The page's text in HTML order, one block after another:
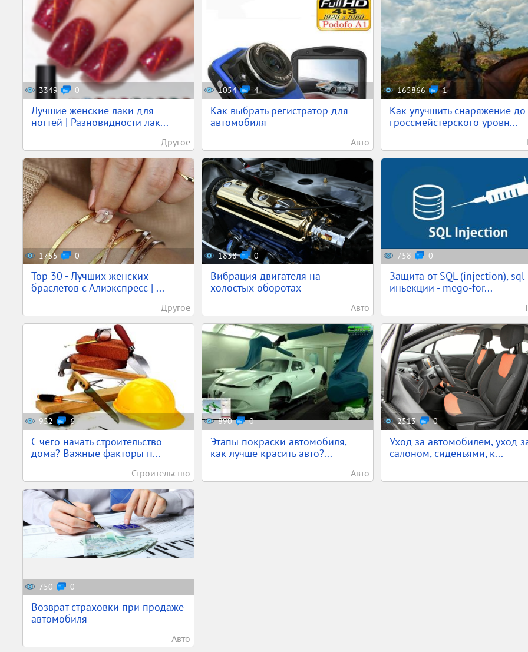
3349 0
Лучшие женские лаки для
ногтей | Разновидности лак...
Другое
1054 4
Как выбрать регистратор для
автомобиля
Авто
165866 1
Как улучшить снаряжение до
гроссмейстерского уровн...
1755 0
Top 30 - Лучших женских
браслетов с Алиэкспресс | ...
Другое
1838 0
Вибрация двигателя на
холостых оборотах
Авто
758 0
Защита от SQL (injection), sql
иньекции - mego-for...
952 6
С чего начать строительство
дома? Важные факторы п...
Строительство
890 0
Этапы покраски автомобиля,
как лучше красить авто?...
Авто
2513 0
Уход за автомобилем, уход
салоном, сиденьями, к...
750 0
Возврат страховки при продаже
автомобиля
Авто